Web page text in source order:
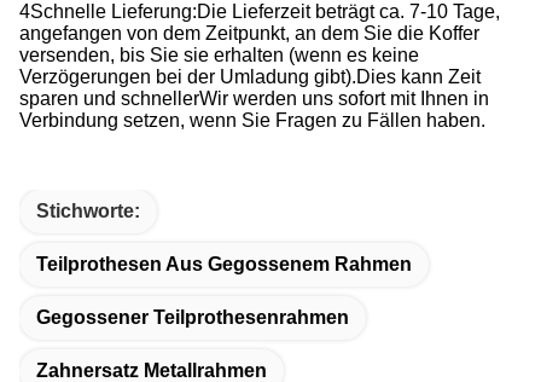
4Schnelle Lieferung:Die Lieferzeit beträgt ca. 7-10 Tage,
angefangen von dem Zeitpunkt, an dem Sie die Koffer
versenden, bis Sie sie erhalten (wenn es keine
Verzögerungen bei der Umladung gibt).Dies kann Zeit
sparen und schnellerWir werden uns sofort mit Ihnen in
Verbindung setzen, wenn Sie Fragen zu Fällen haben.
Stichworte:
Teilprothesen Aus Gegossenem Rahmen
Gegossener Teilprothesenrahmen
Zahnersatz Metallrahmen